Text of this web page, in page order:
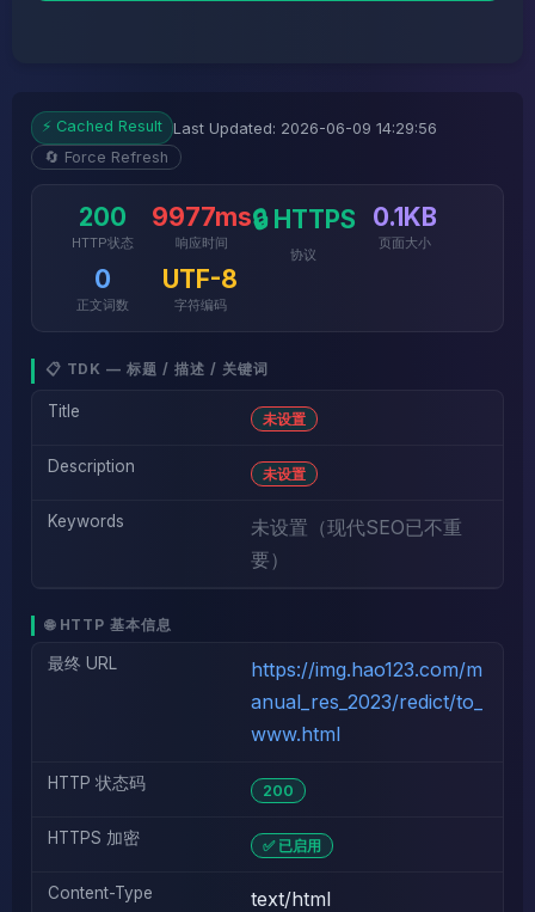
⚡ Cached Result Last Updated: 2026-06-09 14:29:56
🔄 Force Refresh
200
HTTP状态
9977ms
响应时间
🔒 HTTPS
协议
0.1KB
页面大小
0
正文词数
UTF-8
字符编码
📋 TDK — 标题 / 描述 / 关键词
Title 未设置
Description 未设置
Keywords
未设置（现代SEO已不重
要）
🌐 HTTP 基本信息
最终 URL
https://img.hao123.com/m
anual_res_2023/redict/to_
www.html
HTTP 状态码 200
HTTPS 加密 ✅ 已启用
Content-Type text/html